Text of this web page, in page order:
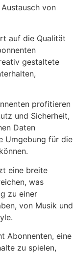
von
auf die Qualität
gestaltete
profitieren
und Sicherheit,
Daten
Umgebung für die
eine breite
was
zu einer
von Musik und
Abonnenten, eine
zu spielen,